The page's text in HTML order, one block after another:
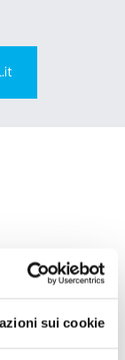
sui cookie